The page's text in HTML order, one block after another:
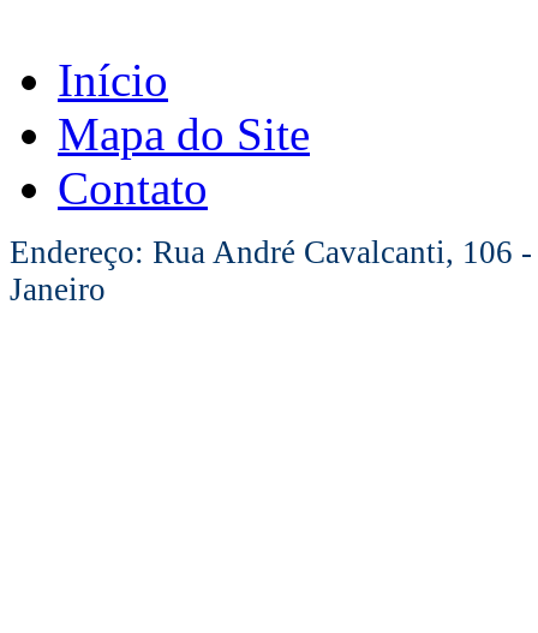
Início
Mapa do Site
Contato
Endereço: Rua André Cavalcanti, 106
Janeiro